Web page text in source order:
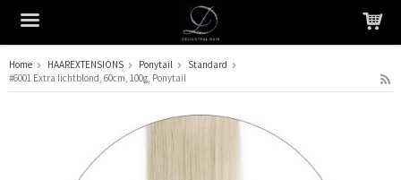
Het product is in je winkelmandje geplaatst
Home HAAREXTENSIONS Ponytail
Standard
#6001 Extra lichtblond, 60cm, 100g, Ponytail